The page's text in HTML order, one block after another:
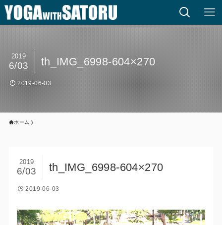
th_IMG_6998-604×270
2019
6/03
2019-06-03
ホーム
th_IMG_6998-604×270
2019
6/03
2019-06-03